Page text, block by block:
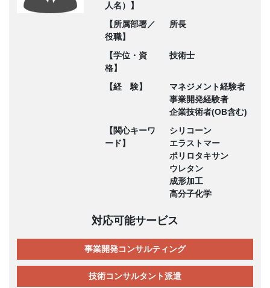
人名）】
【所属部署／
役職】
所長
【学位・資
格】
技術士
【経 験】
マネジメント経験者
事業開発経験者
企業技術者(OB含む)
【関心キーワ
ード】
シリコーン
エラストマー
ポリロタキサン
ウレタン
成形加工
高分子化学
対応可能サービス
事業開発コンサルティング
技術コンサルタント派遣